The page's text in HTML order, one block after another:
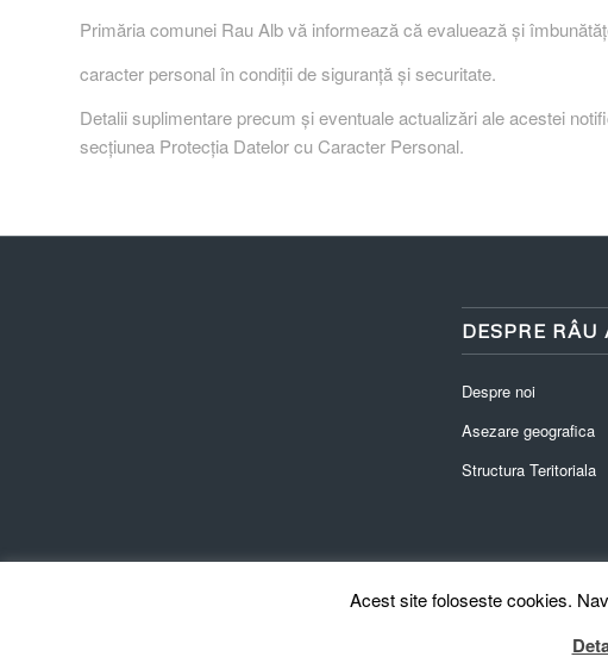
Primăria comunei Rau Alb vă informează că evaluează și
caracter personal în condiții de siguranță și securitate.
Detalii suplimentare precum și eventuale actualizări ale acestei
secțiunea Protecția Datelor cu Caracter Personal.
DESPRE RÂU
Despre noi
Asezare geografica
Structura Teritoriala
Acest site foloseste cookies.